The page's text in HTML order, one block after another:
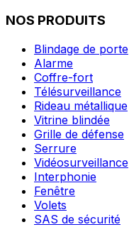
NOS PRODUITS
Blindage de porte
Alarme
Coffre-fort
Télésurveillance
Rideau métallique
Vitrine blindée
Grille de défense
Serrure
Vidéosurveillance
Interphonie
Fenêtre
Volets
SAS de sécurité